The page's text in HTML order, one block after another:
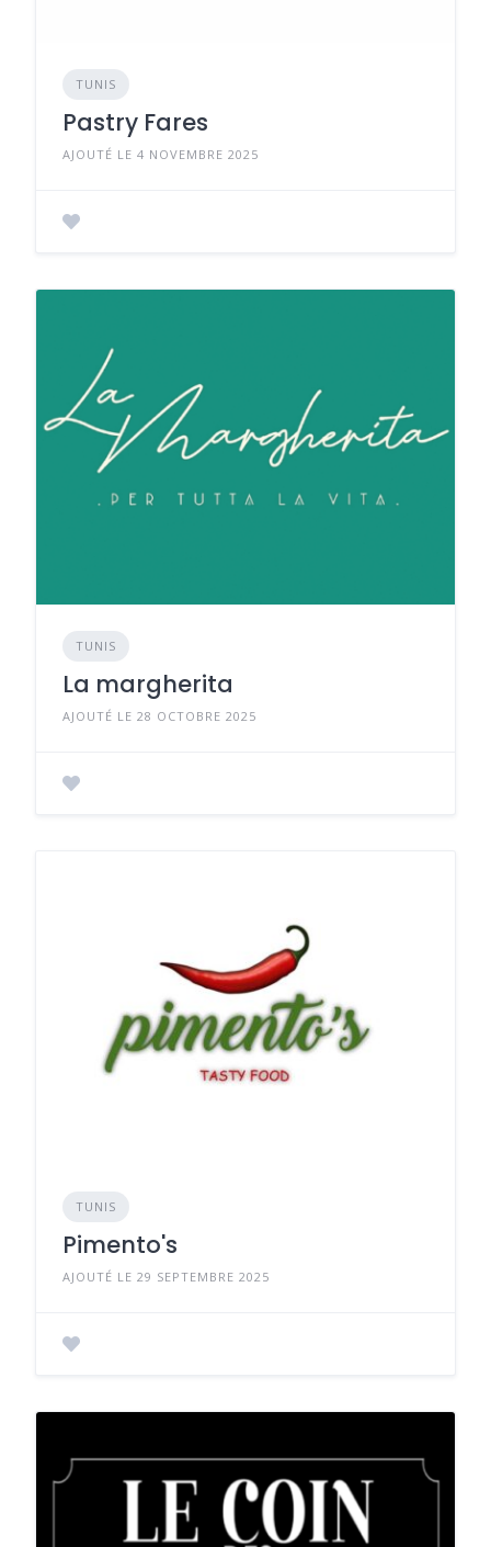
TUNIS
Pastry Fares
AJOUTÉ LE 4 NOVEMBRE 2025
TUNIS
La margherita
AJOUTÉ LE 28 OCTOBRE 2025
TUNIS
Pimento's
AJOUTÉ LE 29 SEPTEMBRE 2025